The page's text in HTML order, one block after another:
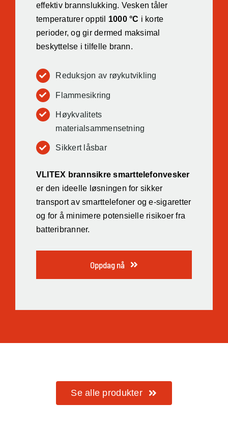
effektiv brannslukking. Vesken tåler
temperaturer opptil 1000 °C i korte
perioder, og gir dermed maksimal
beskyttelse i tilfelle brann.
Reduksjon av røykutvikling
Flammesikring
Høykvalitets
materialsammensetning
Sikkert låsbar
VLITEX brannsikre smarttelefonvesker
er den ideelle løsningen for sikker
transport av smarttelefoner og e-sigaretter
og for å minimere potensielle risikoer fra
batteribranner.
Oppdag nå
Se alle produkter